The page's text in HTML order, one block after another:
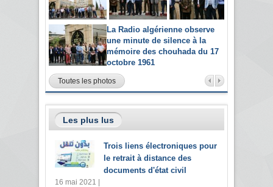
La Radio algérienne observe
une minute de silence à la
mémoire des chouhada du 17
octobre 1961
Toutes les photos
Les plus lus
Trois liens électroniques pour
le retrait à distance des
documents d'état civil
16 mai 2021 |